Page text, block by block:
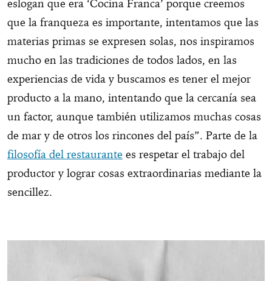
eslogan que era ‘Cocina Franca’ porque creemos
que la franqueza es importante, intentamos que las
materias primas se expresen solas, nos inspiramos
mucho en las tradiciones de todos lados, en las
experiencias de vida y buscamos es tener el mejor
producto a la mano, intentando que la cercanía sea
un factor, aunque también utilizamos muchas cosas
de mar y de otros los rincones del país”. Parte de la
filosofía del restaurante es respetar el trabajo del
productor y lograr cosas extraordinarias mediante la
sencillez.